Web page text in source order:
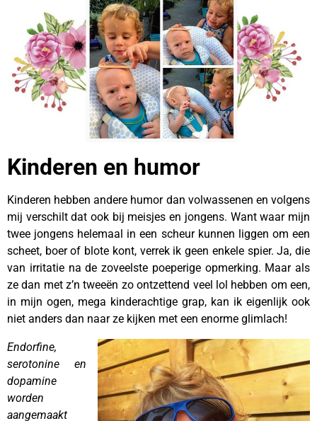
Kinderen en humor
Kinderen hebben andere humor dan volwassenen en volgens
mij verschilt dat ook bij meisjes en jongens. Want waar mijn
twee jongens helemaal in een scheur kunnen liggen om een
scheet, boer of blote kont, verrek ik geen enkele spier. Ja, die
van irritatie na de zoveelste poeperige opmerking. Maar als
ze dan met z’n tweeën zo ontzettend veel lol hebben om een,
in mijn ogen, mega kinderachtige grap, kan ik eigenlijk ook
niet anders dan naar ze kijken met een enorme glimlach!
Endorfine,
serotonine en
dopamine
worden
aangemaakt